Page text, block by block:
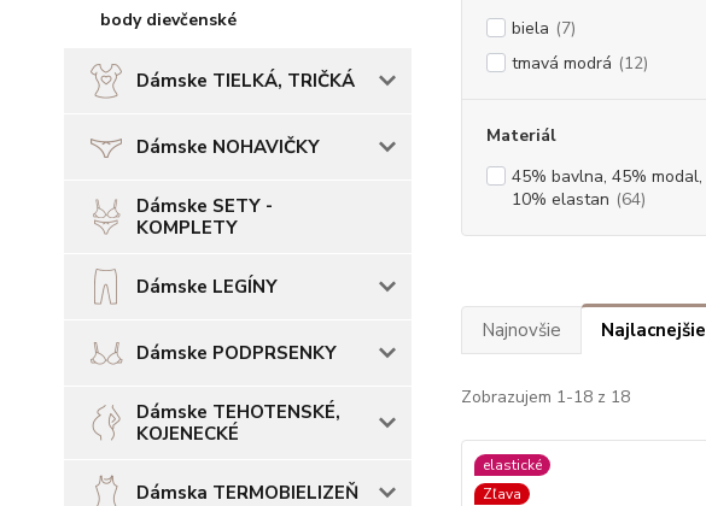
body dievčenské
Dámske TIELKÁ, TRIČKÁ
Dámske NOHAVIČKY
Dámske SETY -
KOMPLETY
Dámske LEGÍNY
Dámske PODPRSENKY
Dámske TEHOTENSKÉ,
KOJENECKÉ
Dámska TERMOBIELIZEŇ
biela (7)
tmavá modrá (12)
Materiál
45% bavlna, 45% modal,
10% elastan (64)
Najnovšie Najlacnejšie
Zobrazujem 1-18 z 18
elastické
Zľava